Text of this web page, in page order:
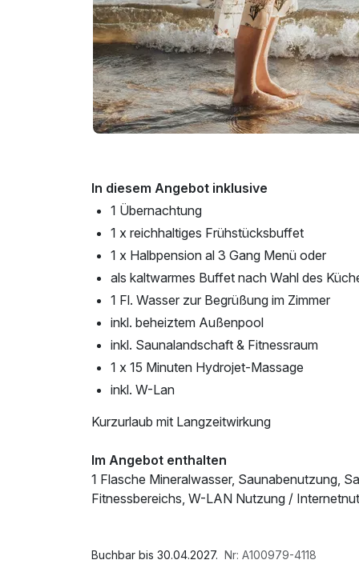
In diesem Angebot inklusive
1 Übernachtung
1 x reichhaltiges Frühstücksbuffet
1 x Halbpension al 3 Gang Menü oder
als kaltwarmes Buffet nach Wahl des
1 Fl. Wasser zur Begrüßung im Zimmer
inkl. beheiztem Außenpool
inkl. Saunalandschaft & Fitnessraum
1 x 15 Minuten Hydrojet-Massage
inkl. W-Lan
Kurzurlaub mit Langzeitwirkung
Im Angebot enthalten
1 Flasche Mineralwasser, Saunabenutzung,
Fitnessbereichs, W-LAN Nutzung /
Buchbar bis 30.04.2027. Nr: A100979-4118